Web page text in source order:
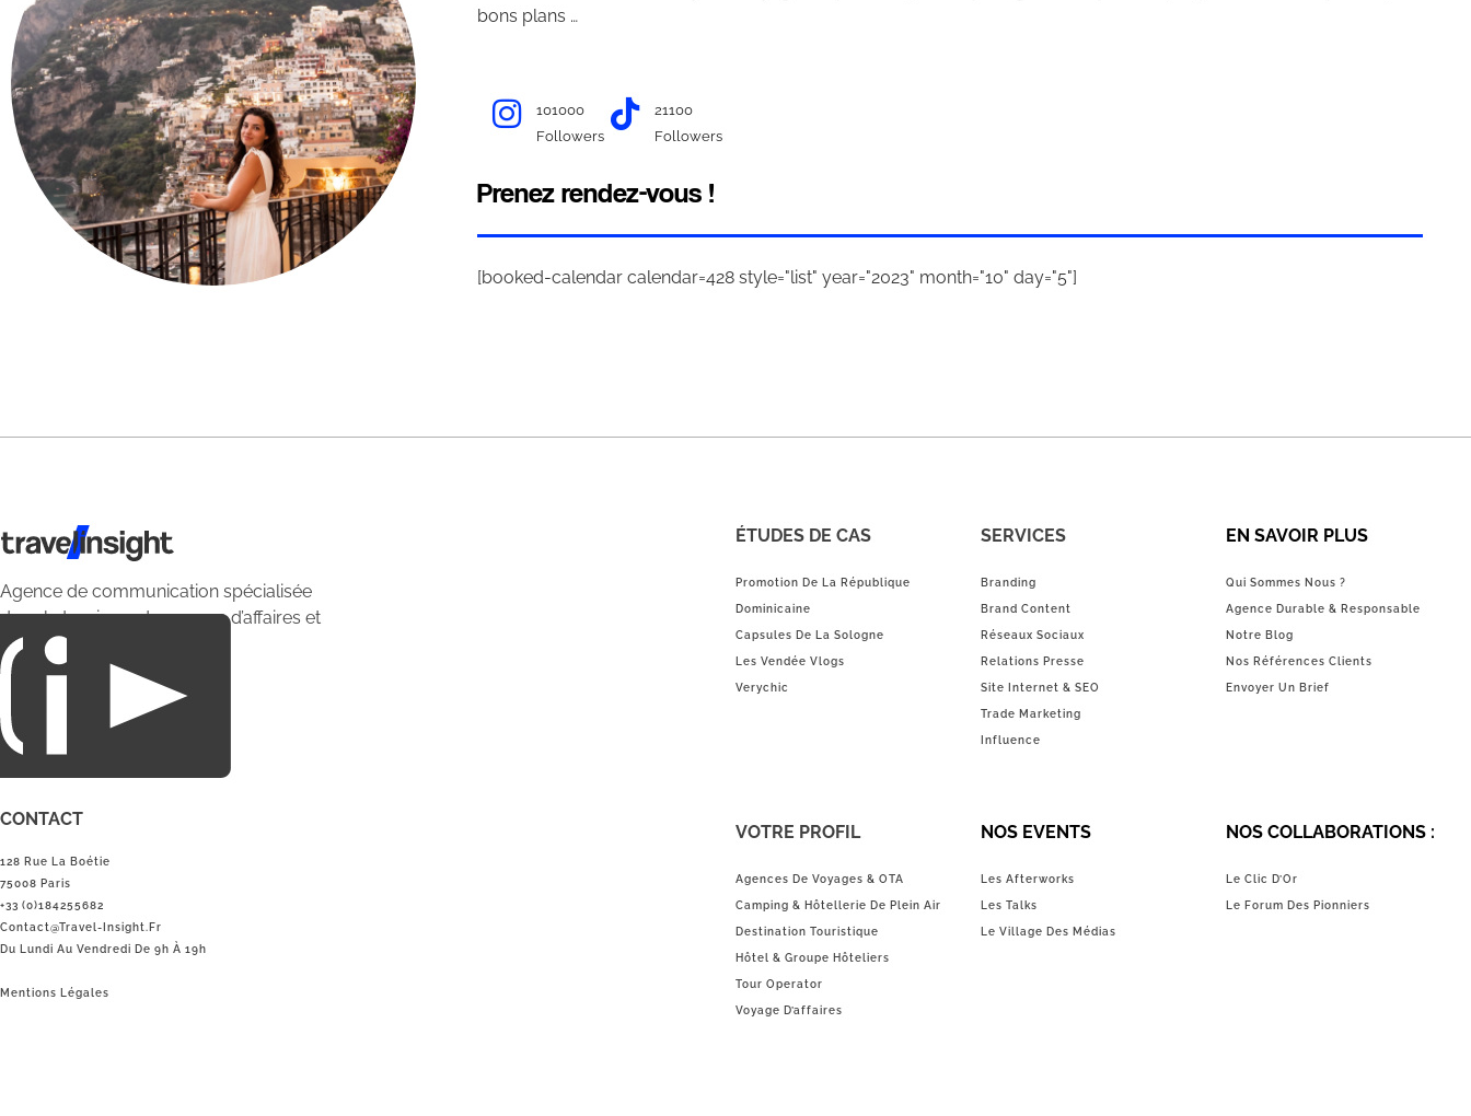
bons plans …
101000
Followers
21100
Followers
Prenez rendez-vous !
[booked-calendar calendar=428 style="list" year="2023" month="10" day="5"]
Travel Insight
Agence de communication spécialisée
dans le tourisme du voyage d’affaires et
du loisirs.
CONTACT
128 Rue La Boétie
75008 Paris
+33 (0)184255682
Contact@Travel-Insight.fr
Du Lundi Au Vendredi De 9h À 19h
Mentions Légales
ÉTUDES DE CAS
Promotion De La République
Dominicaine
Capsules De La Sologne
Les Vendée Vlogs
Verychic
SERVICES
Branding
Brand Content
Réseaux Sociaux
Relations Presse
Site Internet & SEO
Trade Marketing
Influence
EN SAVOIR PLUS
Qui Sommes Nous ?
Agence Durable & Responsable
Notre Blog
Nos Références Clients
Envoyer Un Brief
VOTRE PROFIL
Agences De Voyages & OTA
Camping & Hôtellerie De Plein Air
Destination Touristique
Hôtel & Groupe Hôteliers
Tour Operator
Voyage D’affaires
NOS EVENTS
Les Afterworks
Les Talks
Le Village Des Médias
NOS COLLABORATIONS :
Le Clic D’Or
Le Forum Des Pionniers